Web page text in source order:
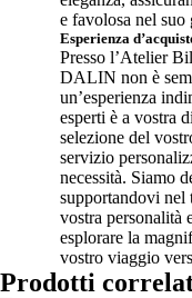
e favolosa nel
Esperienza
Presso l’Atelier
DALIN non è
un’esperienza
esperti è a vostra
selezione del
servizio
necessità. Siamo
supportandovi nel
vostra personalità
esplorare la
vostro viaggio
Prodotti